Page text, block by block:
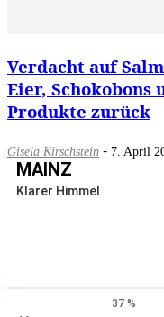
Verdacht auf
Eier,
Produkte zurück
Gisela Kirschstein - 7. April
MAINZ
Klarer Himmel
37 %